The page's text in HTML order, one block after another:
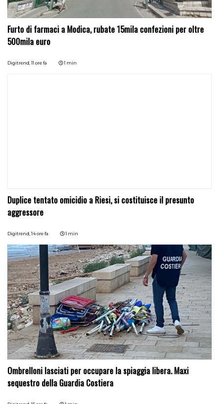
Furto di farmaci a Modica, rubate 15mila confezioni per oltre
500mila euro
Digitrend,11 ore fa 1 min
Duplice tentato omicidio a Riesi, si costituisce il presunto
aggressore
Digitrend,14 ore fa 1 min
Ombrelloni lasciati per occupare la spiaggia libera. Maxi
sequestro della Guardia Costiera